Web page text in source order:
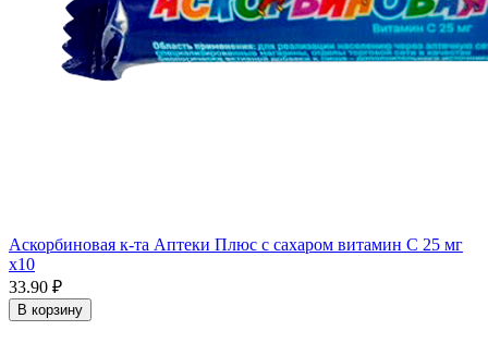
Аскорбиновая к-та Аптеки Плюс с сахаром витамин С 25 мг
x10
33.90 ₽
В корзину